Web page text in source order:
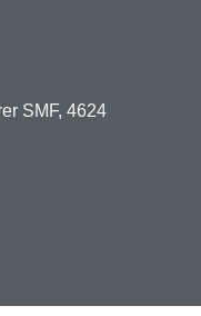
SMF, 4624